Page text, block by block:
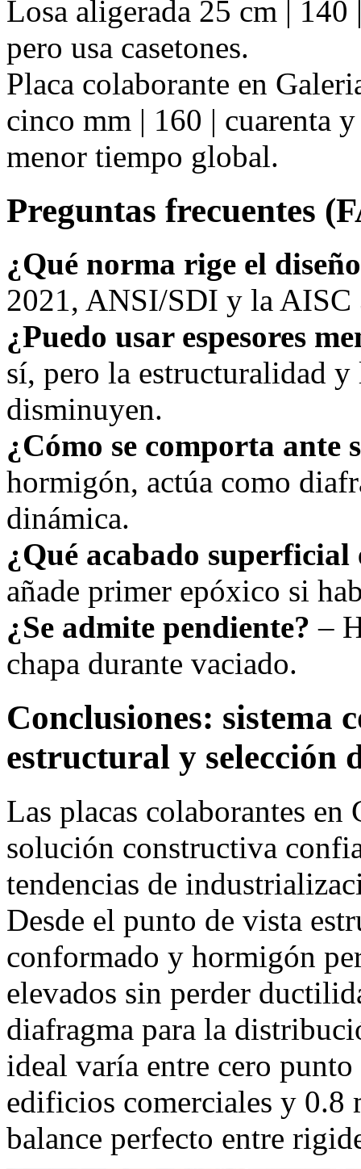
Losa aligerada 25 cm |
pero usa casetones.
Placa colaborante en
cinco mm | 160 | cuarenta
menor tiempo global.
Preguntas frecuentes
¿Qué norma rige el
2021, ANSI/SDI y la AISC
¿Puedo usar espesores
sí, pero la estructuralidad
disminuyen.
¿Cómo se comporta ante
hormigón, actúa como
dinámica.
¿Qué acabado superficial
añade primer epóxico si
¿Se admite pendiente? –
chapa durante vaciado.
Conclusiones: sistema
estructural y selección
Las placas colaborantes en
solución constructiva
tendencias de
Desde el punto de vista
conformado y hormigón
elevados sin perder
diafragma para la
ideal varía entre cero
edificios comerciales y 0.8
balance perfecto entre